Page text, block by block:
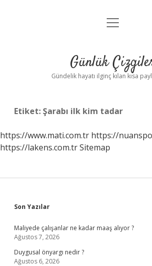
Anasayfa
Yasal Uyarı
menüyü
Günlük
Gündelik hayatı ilginç kılan kısa
Etiket:Şarabı ilk kim tadar
https://www.mati.com.tr https://
https://lakens.com.trSitemap
Sidebar
Son Yazılar
Maliyede çalışanlar ne kadar maaş alıyor ?
Ağustos 7, 2026
Duygusal önyargı nedir ?
Ağustos 6, 2026